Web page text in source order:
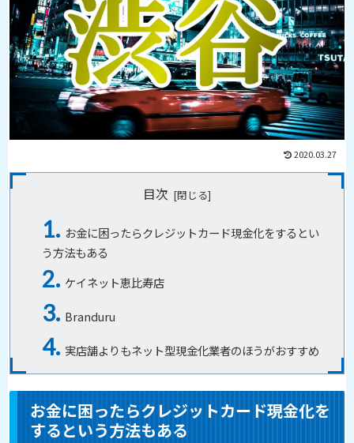
2020.03.27
目次
お金に困ったらクレジットカード現金化をするとい
う方法もある
ケイネット恵比寿店
Branduru
実店舗よりもネット型現金化業者のほうがおすすめ
お金に困ったらクレジットカード現金化を
するという方法もある